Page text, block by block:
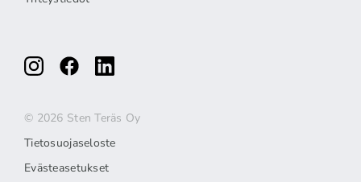
© 2026 Sten Teräs Oy
Tietosuojaseloste
Evästeasetukset